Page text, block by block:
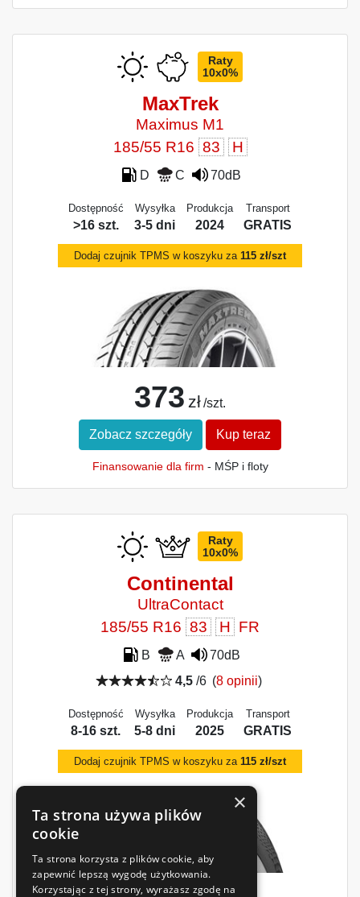
Raty
10x0%
MaxTrek
Maximus M1
185/55 R16 83 H
D C 70dB
Dostępność
>16 szt.
Wysyłka
3-5 dni
Produkcja
2024
Transport
GRATIS
Dodaj czujnik TPMS w koszyku za 115 zł/szt
373 zł /szt.
Zobacz szczegóły Kup teraz
Finansowanie dla firm - MŚP i floty
Raty
10x0%
Continental
UltraContact
185/55 R16 83 H FR
B A
70dB
4,5 /6 (8 opinii)
Dostępność
8-16 szt.
Wysyłka
5-8 dni
Produkcja
2025
Transport
GRATIS
Dodaj czujnik TPMS w koszyku za 115 zł/szt
×
Ta strona używa plików
cookie
Ta strona korzysta z plików cookie, aby
zapewnić lepszą wygodę użytkowania.
Korzystając z tej strony, wyrażasz zgodę na